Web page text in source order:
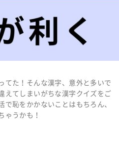
てた！そんな漢字、意外と多いで
えてしまいがちな漢字クイズをご
恥をかかないことはもちろん、
ゃうかも！